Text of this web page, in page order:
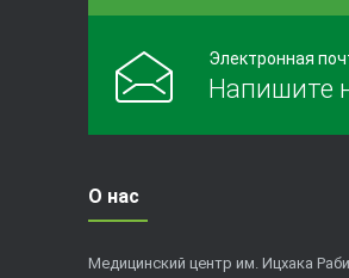
Электронная
Напишите
О нас
Медицинский центр им. Ицхака